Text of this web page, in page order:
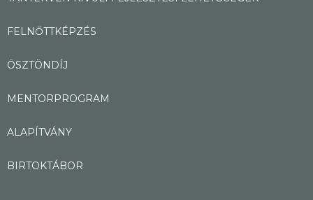
FELNŐTTKÉPZÉS
ÖSZTÖNDÍJ
MENTORPROGRAM
ALAPÍTVÁNY
BIRTOKTÁBOR